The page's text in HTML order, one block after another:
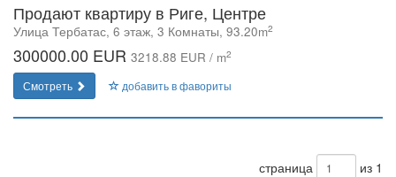
Продают квартиру в Риге, Центре
Улица Тербатас, 6 этаж, 3 Комнаты, 93.20m2
300000.00 EUR 3218.88 EUR / m2
Смотреть добавить в фавориты
страница из 1